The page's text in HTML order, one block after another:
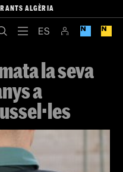
ALGÈRIA
la seva
a